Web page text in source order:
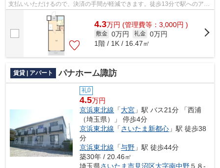
支払いいただけるので、決済の手間が軽減できます。徒歩13分で駅へのアク
セスができる物件です。日頃から電車...
4.3万円 (管理費等：3,000円 )
敷金 0万円 礼金 0万円
1階 / 1K / 16.47㎡
賃貸 | アパート パナホーム諏訪
礼0
4.5万円
京浜東北線 「大宮 」駅 バス21分 「西浦
（埼玉県）」 停歩4分
京浜東北線 「さいたま新都心 」駅 徒歩38
分
京浜東北線 「与野 」駅 徒歩44分
築30年 / 20.46㎡
埼玉県さいたま市見沼区大字南中野５８-